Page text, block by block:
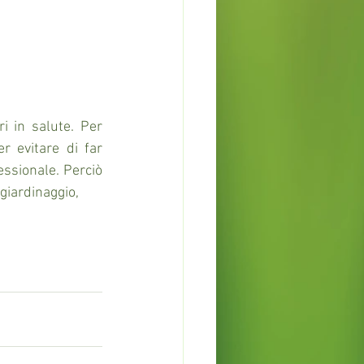
in salute. Per
evitare di far
Perciò